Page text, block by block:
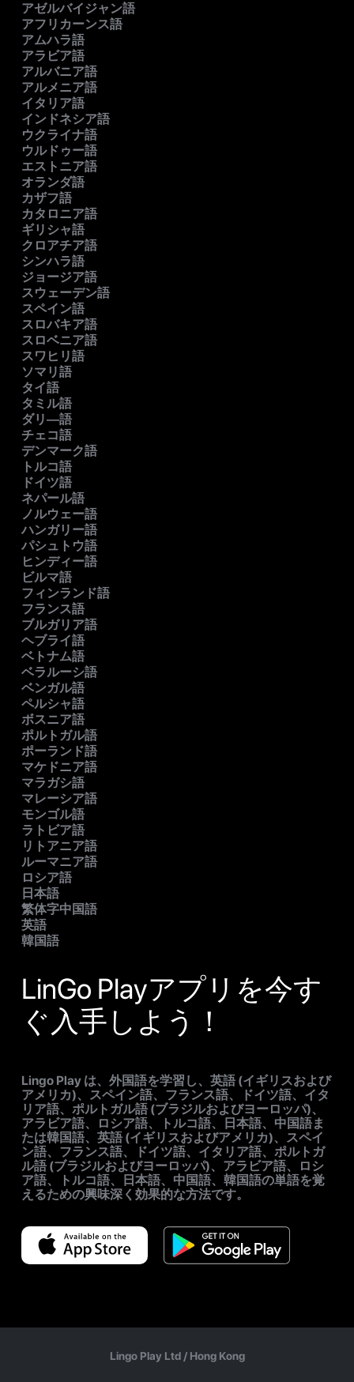
アゼルバイジャン語
アフリカーンス語
アムハラ語
アラビア語
アルバニア語
アルメニア語
イタリア語
インドネシア語
ウクライナ語
ウルドゥー語
エストニア語
オランダ語
カザフ語
カタロニア語
ギリシャ語
クロアチア語
シンハラ語
ジョージア語
スウェーデン語
スペイン語
スロバキア語
スロベニア語
スワヒリ語
ソマリ語
タイ語
タミル語
ダリ―語
チェコ語
デンマーク語
トルコ語
ドイツ語
ネパール語
ノルウェー語
ハンガリー語
パシュトウ語
ヒンディー語
ビルマ語
フィンランド語
フランス語
ブルガリア語
ヘブライ語
ベトナム語
ベラルーシ語
ベンガル語
ペルシャ語
ボスニア語
ポルトガル語
ポーランド語
マケドニア語
マラガシ語
マレーシア語
モンゴル語
ラトビア語
リトアニア語
ルーマニア語
ロシア語
日本語
繁体字中国語
英語
韓国語
LinGo Playアプリを今す
ぐ入手しよう！
Lingo Play は、外国語を学習し、英語 (イギリスおよび
アメリカ)、スペイン語、フランス語、ドイツ語、イタ
リア語、ポルトガル語 (ブラジルおよびヨーロッパ)、
アラビア語、ロシア語、トルコ語、日本語、中国語ま
たは韓国語、英語 (イギリスおよびアメリカ)、スペイ
ン語、フランス語、ドイツ語、イタリア語、ポルトガ
ル語 (ブラジルおよびヨーロッパ)、アラビア語、ロシ
ア語、トルコ語、日本語、中国語、韓国語の単語を覚
えるための興味深く効果的な方法です。
Lingo Play Ltd / Hong Kong